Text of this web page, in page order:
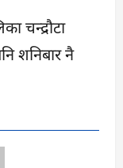
चन्द्रौटा
शनिबार नै